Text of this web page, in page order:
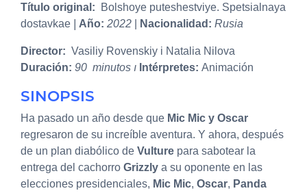
Título original:
Bolshoye puteshestviye. Spetsialnaya
dostavkae
Año: 2022 Nacionalidad: Rusia
Director: Vasiliy Rovenskiy i Natalia Nilova
Duración: 90 minutos ı Intérpretes: Animación
SINOPSIS
Ha pasado un año desde que Mic Mic y Oscar
regresaron de su increíble aventura. Y ahora, después
de un plan diabólico de Vulture para sabotear la
entrega del cachorro Grizzly a su oponente en las
elecciones presidenciales, Mic Mic, Oscar, Panda